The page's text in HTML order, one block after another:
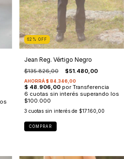
62 % OFF
Jean Reg. Vértigo Negro
$135.826,00 $51.480,00
3 cuotas sin interés de $17.160,00
COMPRAR